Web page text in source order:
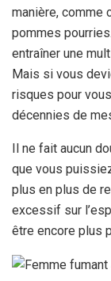
manière, comme
pommes
entraîner une
Mais si vous
risques pour
décennies de
Il ne fait aucun
que vous
plus en plus de
excessif sur
être encore plus